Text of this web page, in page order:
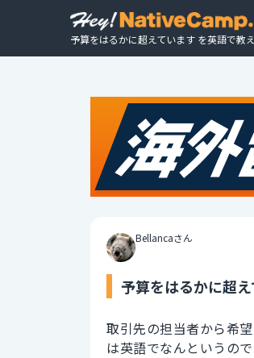
予算をはるかに超えています を英語で教
Bellancaさん
予算をはるかに超
取引先の担当者から希
は英語でなんというの